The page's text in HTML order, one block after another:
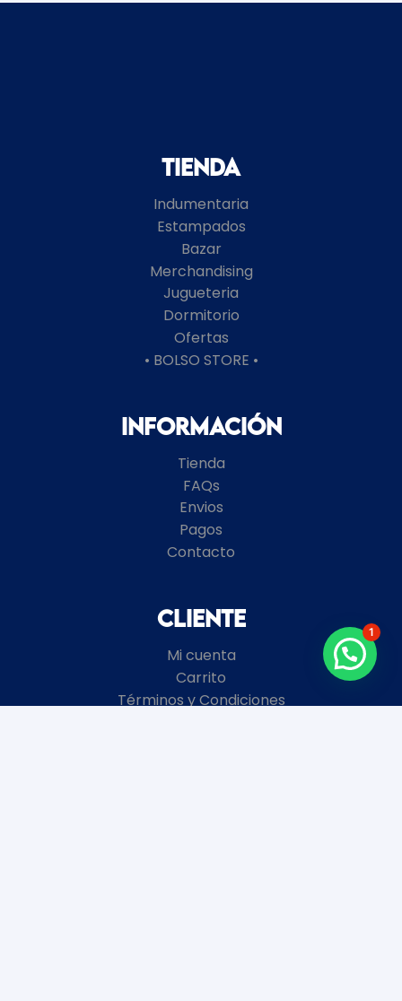
Tienda
Indumentaria
Estampados
Bazar
Merchandising
Jugueteria
Dormitorio
Ofertas
• BOLSO STORE •
Información
Tienda
FAQs
Envios
Pagos
Contacto
Cliente
Mi cuenta
Carrito
Términos y Condiciones
1